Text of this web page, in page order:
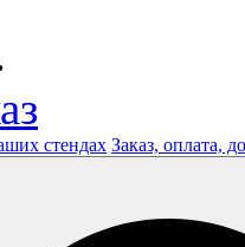
стендах Заказ, оплата,